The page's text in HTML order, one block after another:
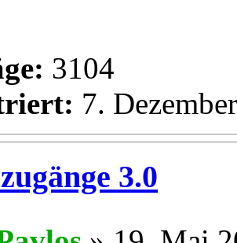
3104
7.
3.0